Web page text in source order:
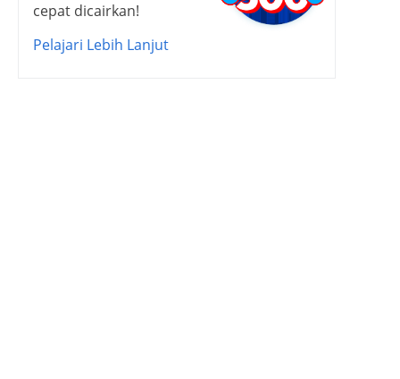
cepat dicairkan!
Pelajari Lebih Lanjut